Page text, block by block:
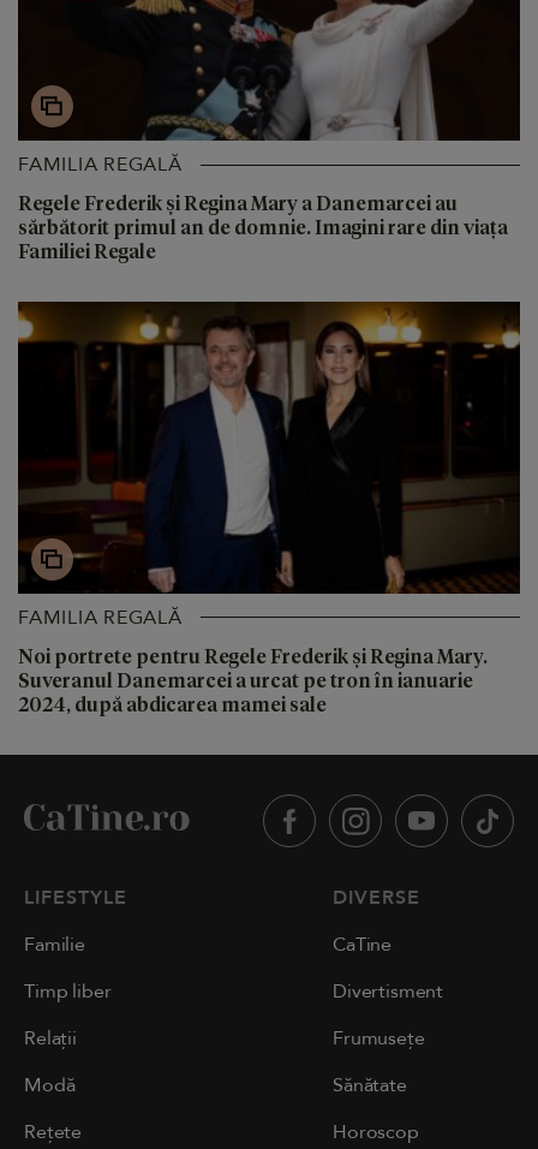
FAMILIA REGALĂ
Regele Frederik și Regina Mary a Danemarcei au
sărbătorit primul an de domnie. Imagini rare din viața
Familiei Regale
FAMILIA REGALĂ
Noi portrete pentru Regele Frederik și Regina Mary.
Suveranul Danemarcei a urcat pe tron ​​în ianuarie
2024, după abdicarea mamei sale
LIFESTYLE
Familie
Timp liber
Relații
Modă
Rețete
DIVERSE
CaTine
Divertisment
Frumusețe
Sănătate
Horoscop